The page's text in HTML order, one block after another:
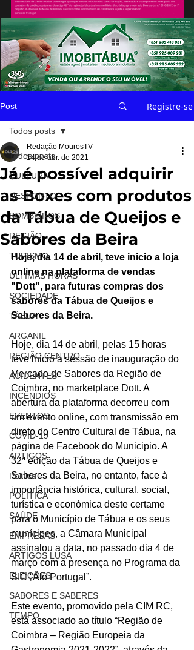
Post Registre-se
Todos posts
CULTURA
DESPORTO
BOMBEIROS
REGIÃO
TURISMO
ÚLTIMAS HORAS
SOCIEDADE
TÁBUA
ARGANIL
REGIÃO CENTRO
ACIDENTES
INCÊNDIOS
EVENTOS
COVID-19
ARTIGOS
Politica
POLITICA
SAÚDE
EMPRESAS
ARTIGOS LUSA
ELEIÇÕES
SABORES E SABERES
TEMPO
Todos posts
Já é possível adquirir
as Boxes com produtos
da Tábua de Queijos e
Sabores da Beira
Redação MourosTV
14 de abr. de 2021
Hoje, dia 14 de abril, teve inicio a loja
online na plataforma de vendas
"Dott", para futuras compras dos
sabores da Tábua de Queijos e
Sabores da Beira.
Hoje, dia 14 de abril, pelas 15 horas
teve inicio a sessão de inauguração do
Mercado de Sabores da Região de
Coimbra, no marketplace Dott. A
abertura da plataforma decorreu com
um evento online, com transmissão em
direto do Centro Cultural de Tábua, na
página de Facebook do Municipio. A
32ª edição da Tábua de Queijos e
Sabores da Beira, no entanto, face à
importância histórica, cultural, social,
turística e económica deste certame
para o Município de Tábua e os seus
munícipes, a Câmara Municipal
assinalou a data, no passado dia 4 de
março com a presença no Programa da
SIC “Alô Portugal”.
Este evento, promovido pela CIM RC,
está associado ao título “Região de
Coimbra – Região Europeia da